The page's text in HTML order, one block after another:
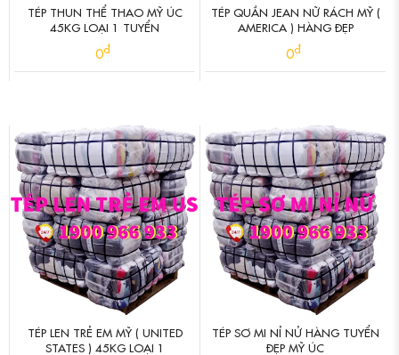
TÉP THUN THỂ THAO MỸ ÚC
45KG LOẠI 1 TUYỂN
0đ
TÉP QUẦN JEAN NỮ RÁCH MỸ (
AMERICA ) HÀNG ĐẸP
0đ
TÉP LEN TRẺ EM MỸ ( UNITED
STATES ) 45KG LOẠI 1
TÉP SƠ MI NỈ NỬ HÀNG TUYỂN
ĐẸP MỸ ÚC